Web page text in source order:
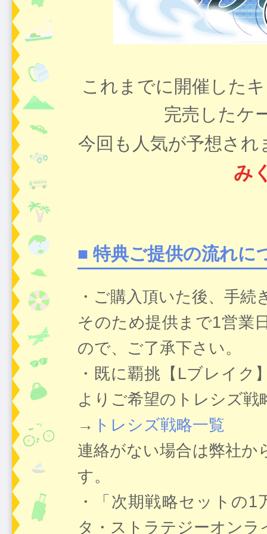
これまでに開催した
完売したケ
今回も人気が予想され
み
■ 特典ご提供の流れに
・ご購入頂いた後、手続
そのため提供まで1営業
ので、ご了承下さい。
・既に覇挑【Lブレイク
よりご希望のトレシズ
→ トレシズ戦略一覧
連絡がない場合は弊社か
す。
・「次期戦略セットの
タ・ストラテジーオン